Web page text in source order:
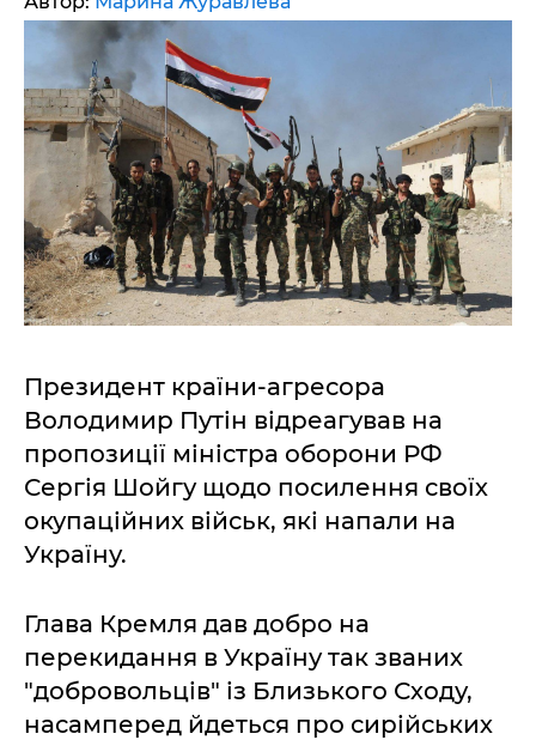
Президент країни-агресора
Володимир Путін відреагував на
пропозиції міністра оборони РФ
Сергія Шойгу щодо посилення своїх
окупаційних військ, які напали на
Україну.
Глава Кремля дав добро на
перекидання в Україну так званих
"добровольців" із Близького Сходу,
насамперед йдеться про сирійських